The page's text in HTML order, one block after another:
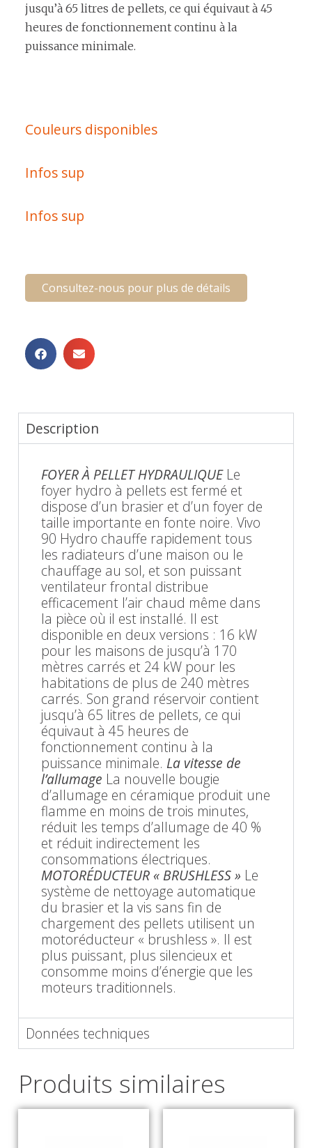
jusqu’à 65 litres de pellets, ce qui équivaut à 45
heures de fonctionnement continu à la
puissance minimale.
Couleurs disponibles
Infos sup
Infos sup
Consultez-nous pour plus de détails
Description
FOYER À PELLET HYDRAULIQUELe
foyer hydro à pellets est fermé et
dispose d’un brasier et d’un foyer de
taille importante en fonte noire. Vivo
90 Hydro chauffe rapidement tous
les radiateurs d’une maison ou le
chauffage au sol, et son puissant
ventilateur frontal distribue
efficacement l’air chaud même dans
la pièce où il est installé. Il est
disponible en deux versions : 16 kW
pour les maisons de jusqu’à 170
mètres carrés et 24 kW pour les
habitations de plus de 240 mètres
carrés. Son grand réservoir contient
jusqu’à 65 litres de pellets, ce qui
équivaut à 45 heures de
fonctionnement continu à la
puissance minimale. La vitesse de
l’allumage La nouvelle bougie
d’allumage en céramique produit une
flamme en moins de trois minutes,
réduit les temps d’allumage de 40 %
et réduit indirectement les
consommations électriques.
MOTORÉDUCTEUR « BRUSHLESS » Le
système de nettoyage automatique
du brasier et la vis sans fin de
chargement des pellets utilisent un
motoréducteur « brushless ». Il est
plus puissant, plus silencieux et
consomme moins d’énergie que les
moteurs traditionnels.
Données techniques
Produits similaires